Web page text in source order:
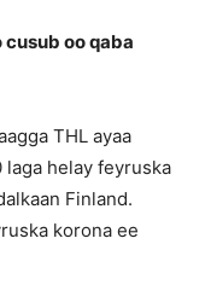
oo qaba
THL ayaa
laga helay feyruska
Finland.
korona ee